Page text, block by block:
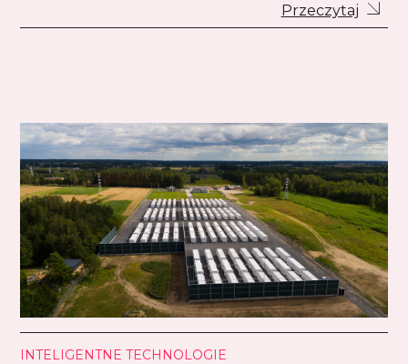
Przeczytaj
INTELIGENTNE TECHNOLOGIE